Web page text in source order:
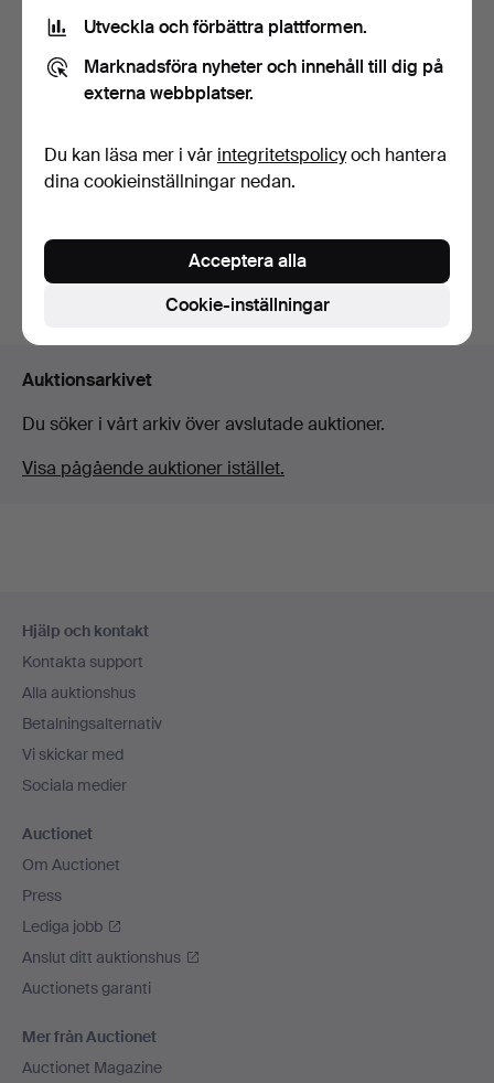
Gustaviansk stil, 1900-t…
Klubbades 6 mar 2026
Bevaka sökning
Auktionsarkivet
Du söker i vårt arkiv över avslutade auktioner.
Visa pågående auktioner istället.
Hjälp och kontakt
Kontakta support
Alla auktionshus
Betalningsalternativ
Vi skickar med
Sociala medier
Auctionet
Om Auctionet
Press
Lediga jobb
Anslut ditt auktionshus
Auctionets garanti
Mer från Auctionet
Auctionet Magazine
Utveckla och förbättra plattformen.
Marknadsföra nyheter och innehåll till dig på
externa webbplatser.
Du kan läsa mer i vår integritetspolicyoch hantera
dina cookieinställningar nedan.
Cookie-inställningar
Acceptera alla